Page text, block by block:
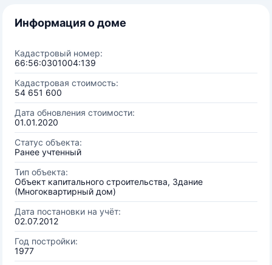
Информация о доме
Кадастровый номер:
66:56:0301004:139
Кадастровая стоимость:
54 651 600
Дата обновления стоимости:
01.01.2020
Статус объекта:
Ранее учтенный
Тип объекта:
Объект капитального строительства, Здание
(Многоквартирный дом)
Дата постановки на учёт:
02.07.2012
Год постройки:
1977